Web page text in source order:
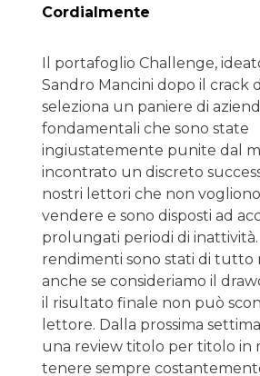
Cordialmente
Il portafoglio Challenge,
Sandro Mancini dopo il crack
seleziona un paniere di
fondamentali che sono state
ingiustatemente punite dal
incontrato un discreto
nostri lettori che non
vendere e sono disposti ad
prolungati periodi di inattività.
rendimenti sono stati di tutto
anche se consideriamo il
il risultato finale non può
lettore. Dalla prossima
una review titolo per titolo in
tenere sempre